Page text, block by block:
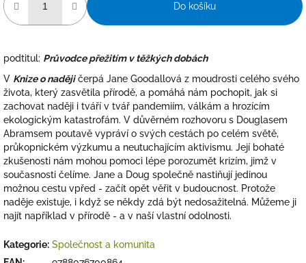
Do košíku
podtitul: Průvodce přežitím v těžkých dobách
V Knize o nadějičerpá Jane Goodallová z moudrosti celého svého
života, který zasvětila přírodě, a pomáhá nám pochopit, jak si
zachovat naději i tváří v tvář pandemiím, válkám a hrozícím
ekologickým katastrofám. V důvěrném rozhovoru s Douglasem
Abramsem poutavě vypráví o svých cestách po celém světě,
průkopnickém výzkumu a neutuchajícím aktivismu. Její bohaté
zkušenosti nám mohou pomoci lépe porozumět krizím, jimž v
současnosti čelíme. Jane a Doug společně nastiňují jedinou
možnou cestu vpřed - začít opět věřit v budoucnost. Protože
naděje existuje, i když se někdy zdá být nedosažitelná. Můžeme ji
najít například v přírodě - a v naší vlastní odolnosti.
Kategorie: Společnost a komunita